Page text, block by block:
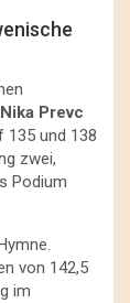
Nika Prevc
135 und 138
zwei,
Podium
von 142,5
im